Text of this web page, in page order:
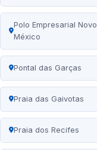
Polo Empresarial Novo
México
Pontal das Garças
Praia das Gaivotas
Praia dos Recifes